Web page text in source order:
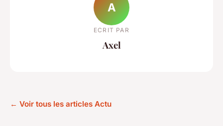
A
ECRIT PAR
Axel
← Voir tous les articles Actu